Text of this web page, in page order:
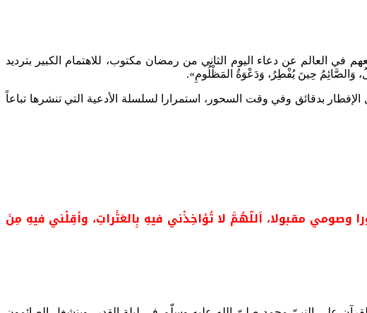
في العالم عن دعاء اليوم الثاني من رمضان مكتوب، للاهتمام الكبير بترديد
وَالصَّائِمُ حِينَ يُفْطِرُ، وَدَعْوَةُ المَظْلُومِ».
مستجاب لاسيما قبل الإفطار بدقائق وفي وقت السحور، استمرارا لسلسلة الأدعية التي تنشرها تباعاً
وصومي مقبولا، اَللّهُمَّ لا تُؤاخِذْني فيهِ بِالعَثَراتِ، وأقِلْني فيهِ مِنَ